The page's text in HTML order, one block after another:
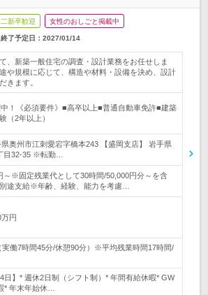
新卒歓迎 女性のおしごと掲載中
終了予定日： 2027/01/14
、新築一般住宅の調査・設計業務をお任せしま
や規模に応じて、構造や材料・設備を決め、設計
きます。
！《必須要件》■高卒以上■普通自動車免許■建築
（2年以上）
県奥州市江刺愛宕字橋本243 【盛岡支店】 岩手県
目32-35 ※転勤…
～※固定残業代として30時間/50,000円分～を含
途支給※年齢、経験、能力を考慮…
円
実働7時間45分/休憩90分）※平均残業時間17時間/
日】* 週休2日制（シフト制）* 年間有給休暇* GW
* 年末年始休…